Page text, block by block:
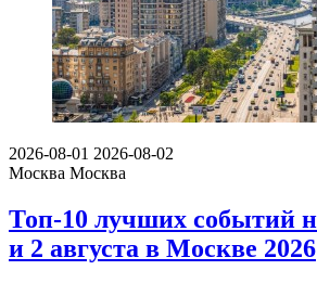
2026-08-01 2026-08-02
Москва Москва
Топ-10 лучших событий
и 2 августа в Москве 2026